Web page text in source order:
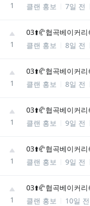
1
클랜 홍보
7일 전
1
클랜 홍보
8일 전
1
클랜 홍보
8일 전
1
클랜 홍보
9일 전
1
클랜 홍보
9일 전
1
클랜 홍보
10일 전